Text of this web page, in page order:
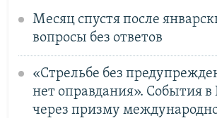
Месяц спустя после
вопросы без ответов
«Стрельбе без
нет оправдания». События в
через призму